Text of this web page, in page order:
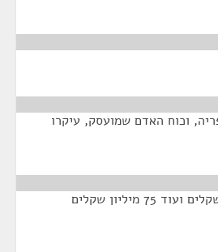
וכוח האדם שמועסק, עיקרו
אנחנו רוצים 225 מיליון שקלים ועוד 75 מיליון שקלים